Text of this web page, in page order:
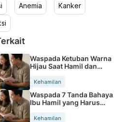
Anemia Kanker
Waspada Ketuban Warna
Hijau Saat Hamil dan
Kehamilan
Waspada 7 Tanda Bahaya
Ibu Hamil yang Harus
Kehamilan